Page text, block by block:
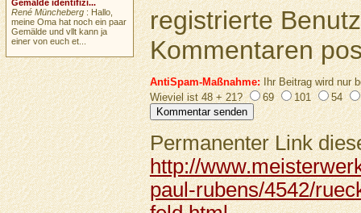
registrierte
Kommentaren
AntiSpam-Maßnahme:Ihr Beitrag wird nur
Wieviel ist 48 + 21?
69 101 54
Permanenter Link
http://
paul-rubens/4542/
Gemälde identifizi...
René Müncheberg : Hallo,
meine Oma hat noch ein paar
Gemälde und vllt kann ja
einer von euch et...